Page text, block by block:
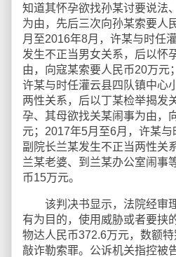
知道其怀孕欲找孙某讨要说法
为由，先后三次向孙某索要人
月至2016年8月，许某与时任
发生不正当男女关系，后以怀
由，向寇某索要人民币20万元
许某与时任灌云县四队镇中心
两性关系，后以丁某检举揭发
孕、其母欲找关某闹事为由，
元；2017年5月至6月，许某
副院长兰某发生不正当两性关
兰某老婆、到兰某办公室闹事
币15万元。
该判决书显示，法院经审
有为目的，使用威胁或者要挟
物达人民币372.6万元，数额
敲诈勒索罪。公诉机关指控被